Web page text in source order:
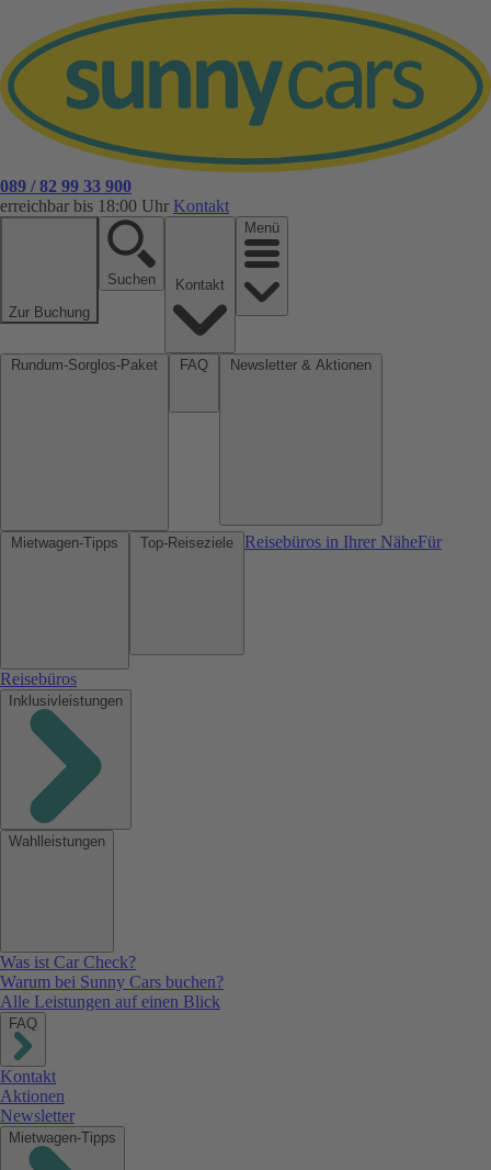
089 / 82 99 33 900
erreichbar bis 18:00 Uhr Kontakt
Zur Buchung
Suchen
Menü
Reisebüros in Ihrer NäheFür
Reisebüros
Inklusivleistungen
Wahlleistungen
Was ist Car Check?
Warum bei Sunny Cars buchen?
Alle Leistungen auf einen Blick
FAQ
Kontakt
Aktionen
Newsletter
Mietwagen-Tipps